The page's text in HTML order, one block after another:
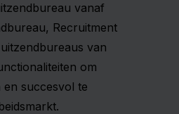
vanaf
Recruitment
van
om
succesvol te